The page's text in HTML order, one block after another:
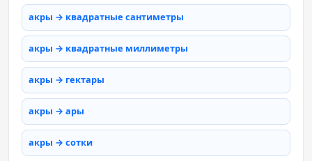
акры → квадратные сантиметры
акры → квадратные миллиметры
акры → гектары
акры → ары
акры → сотки